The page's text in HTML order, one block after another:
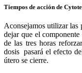
Tiempos de acción de
Aconsejamos utilizar las
dejar que el
de las tres horas
dosis pasará el efecto
útero se cierre.